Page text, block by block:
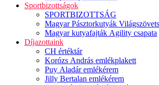
Sportbizottságok
SPORTBIZOTTSÁG
Magyar Pásztorkutyák
Magyar kutyafajták Agility csapata
Díjazottaink
CH értéktár
Korózs András emlékplakett
Puy Aladár emlékérem
Jilly Bertalan emlékérem